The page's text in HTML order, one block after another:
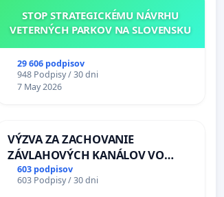
STOP STRATEGICKÉMU NÁVRHU
VETERNÝCH PARKOV NA SLOVENSKU
29 606 podpisov
948 Podpisy / 30 dni
7 May 2026
VÝZVA ZA ZACHOVANIE
ZÁVLAHOVÝCH KANÁLOV VO
VÝLUČNOM VLASTNÍCTVE A POD
KONTROLOU SLOVENSKEJ
603 podpisov
603 Podpisy / 30 dni